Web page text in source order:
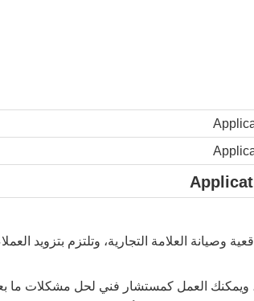
وصيانة العلامة التجارية، وتلتزم بتزويد
ويمكنك العمل كمستشار فني لحل مشكلات ما